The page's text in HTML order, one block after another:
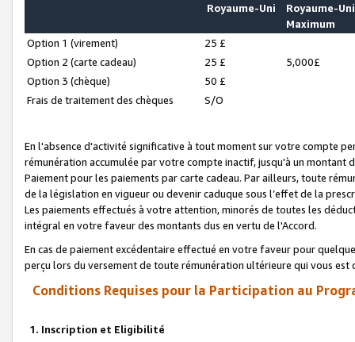
Royaume-Uni
Royaume-Uni
Maximum
Option 1 (virement)
25 £
Option 2 (carte cadeau)
25 £
5,000£
Option 3 (chèque)
50 £
Frais de traitement des chèques
S/O
En l'absence d'activité significative à tout moment sur votre compte
rémunération accumulée par votre compte inactif, jusqu'à un montant
Paiement pour les paiements par carte cadeau. Par ailleurs, toute
de la législation en vigueur ou devenir caduque sous l’effet de la
Les paiements effectués à votre attention, minorés de toutes les
intégral en votre faveur des montants dus en vertu de l'Accord.
En cas de paiement excédentaire effectué en votre faveur pour
perçu lors du versement de toute rémunération ultérieure qui vous est
Conditions Requises pour la Participation au
1. Inscription et Eligibilité